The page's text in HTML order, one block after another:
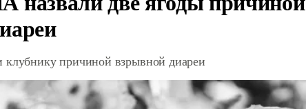
причиной взрывной диареи